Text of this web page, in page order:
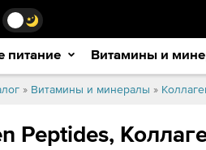
питание Витамины и
» Витамины и минералы »
Peptides,